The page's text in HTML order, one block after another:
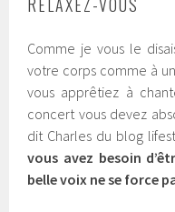
Comme je vous le
votre corps comme à
vous apprêtiez à
concert vous devez
dit Charles du blog
vous avez besoin
belle voix ne se force